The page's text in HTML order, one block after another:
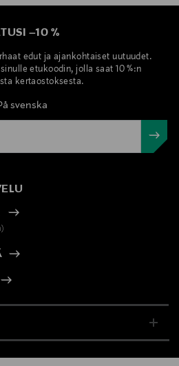
–10 %
edut ja ajankohtaiset uutuudet.
etukoodin, jolla saat 10 %:n
kertaostoksesta.
svenska